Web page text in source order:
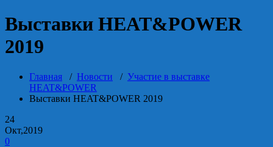
Выставки HEAT&POWER
2019
Главная / Новости / Участие в выставке
HEAT&POWER
Выставки HEAT&POWER 2019
24
Окт,2019
0